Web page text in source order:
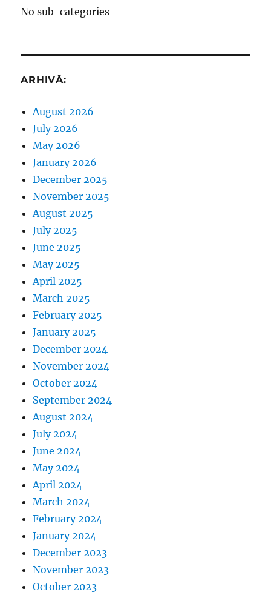
No sub-categories
ARHIVĂ:
August 2026
July 2026
May 2026
January 2026
December 2025
November 2025
August 2025
July 2025
June 2025
May 2025
April 2025
March 2025
February 2025
January 2025
December 2024
November 2024
October 2024
September 2024
August 2024
July 2024
June 2024
May 2024
April 2024
March 2024
February 2024
January 2024
December 2023
November 2023
October 2023